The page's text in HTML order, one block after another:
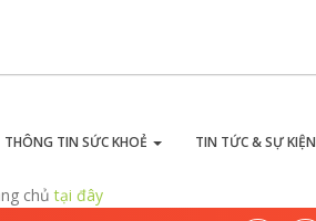
THÔNG TIN SỨC KHOẺ TIN TỨC & SỰ KIỆN
tồn tại
chủtại đây